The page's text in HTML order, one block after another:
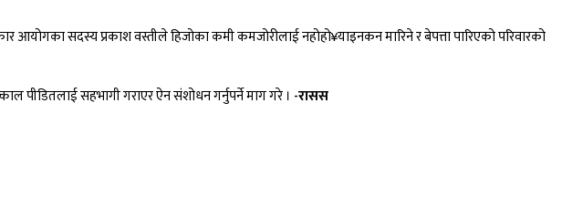
सदस्य प्रकाश वस्तीले हिजोका कमी कमजोरीलाई नहोहो¥याइनकन मारिने र बेपत्ता पारिएको परिवारको
पीडितलाई सहभागी गराएर ऐन संशोधन गर्नुपर्ने माग गरे । -रासस